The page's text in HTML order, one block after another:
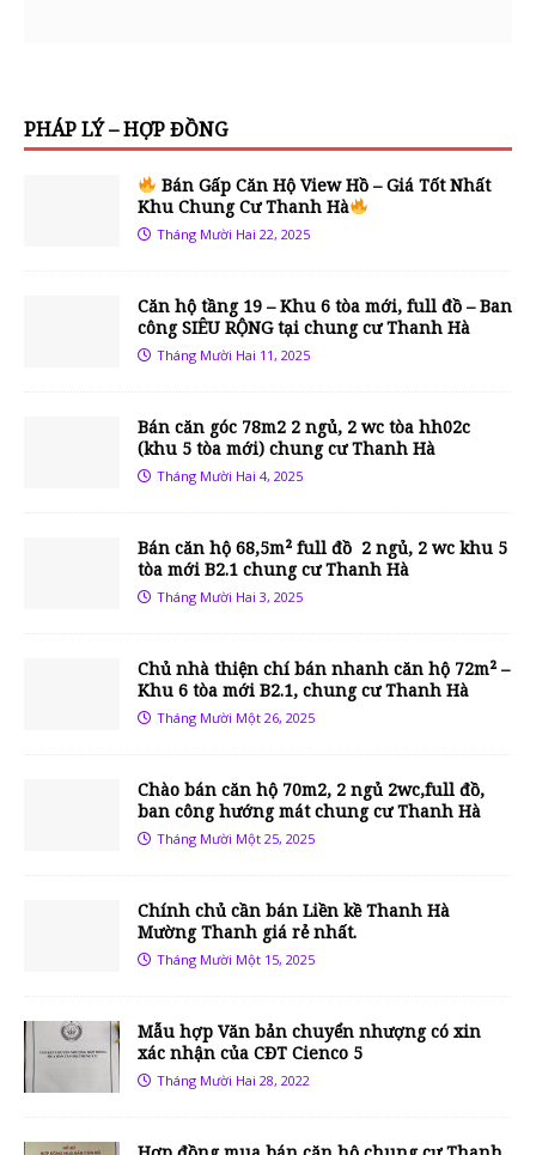
PHÁP LÝ – HỢP ĐỒNG
Bán Gấp Căn Hộ View Hồ – Giá Tốt Nhất
Khu Chung Cư Thanh Hà
Tháng Mười Hai 22, 2025
Căn hộ tầng 19 – Khu 6 tòa mới, full đồ – Ban
công SIÊU RỘNG tại chung cư Thanh Hà
Tháng Mười Hai 11, 2025
Bán căn góc 78m2 2 ngủ, 2 wc tòa hh02c
(khu 5 tòa mới) chung cư Thanh Hà
Tháng Mười Hai 4, 2025
Bán căn hộ 68,5m² full đồ 2 ngủ, 2 wc khu 5
tòa mới B2.1 chung cư Thanh Hà
Tháng Mười Hai 3, 2025
Chủ nhà thiện chí bán nhanh căn hộ 72m² –
Khu 6 tòa mới B2.1, chung cư Thanh Hà
Tháng Mười Một 26, 2025
Chào bán căn hộ 70m2, 2 ngủ 2wc,full đồ,
ban công hướng mát chung cư Thanh Hà
Tháng Mười Một 25, 2025
Chính chủ cần bán Liền kề Thanh Hà
Mường Thanh giá rẻ nhất.
Tháng Mười Một 15, 2025
Mẫu hợp Văn bản chuyển nhượng có xin
xác nhận của CĐT Cienco 5
Tháng Mười Hai 28, 2022